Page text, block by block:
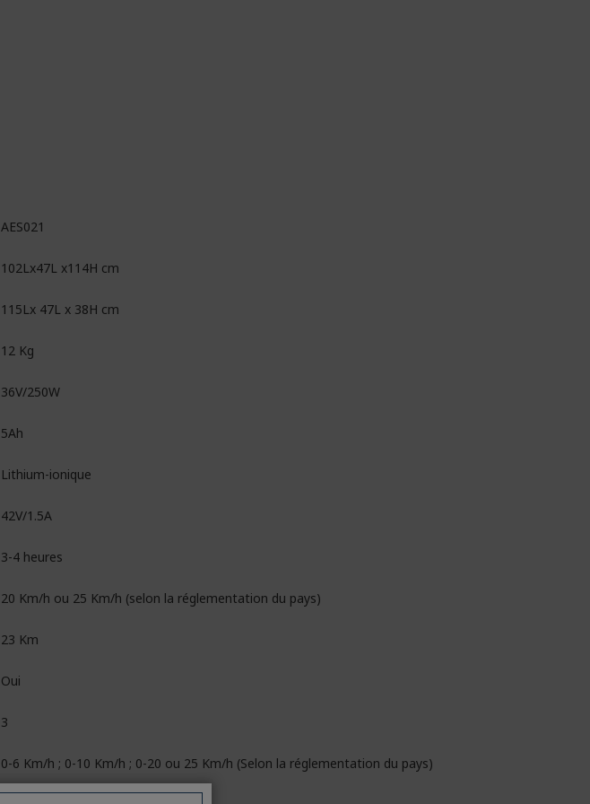
AES021
102Lx47L x114H cm
115Lx 47L x 38H cm
12 Kg
36V/250W
5Ah
Lithium-ionique
42V/1.5A
3-4 heures
20 Km/h ou 25 Km/h (selon la réglementation du pays)
23 Km
Oui
3
0-6 Km/h ; 0-10 Km/h ; 0-20 ou 25 Km/h (Selon la réglementation du pays)